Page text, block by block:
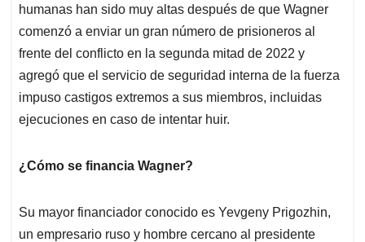
humanas han sido muy altas después de que Wagner
comenzó a enviar un gran número de prisioneros al
frente del conflicto en la segunda mitad de 2022 y
agregó que el servicio de seguridad interna de la fuerza
impuso castigos extremos a sus miembros, incluidas
ejecuciones en caso de intentar huir.
¿Cómo se financia Wagner?
Su mayor financiador conocido es Yevgeny Prigozhin,
un empresario ruso y hombre cercano al presidente